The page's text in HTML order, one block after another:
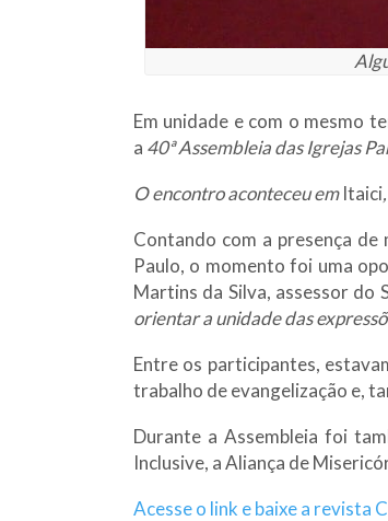
Em unidade e com o mesmo
a 40ª Assembleia das Igrejas
O encontro aconteceu emItaici,
Contando com a presença
Paulo, o momento foi uma
Martins da Silva, assessor do
orientar a unidade das
Entre os participantes,
trabalho de evangelização e,
Durante a Assembleia foi
Inclusive, a Aliança de
Acesse o link e baixe a revista